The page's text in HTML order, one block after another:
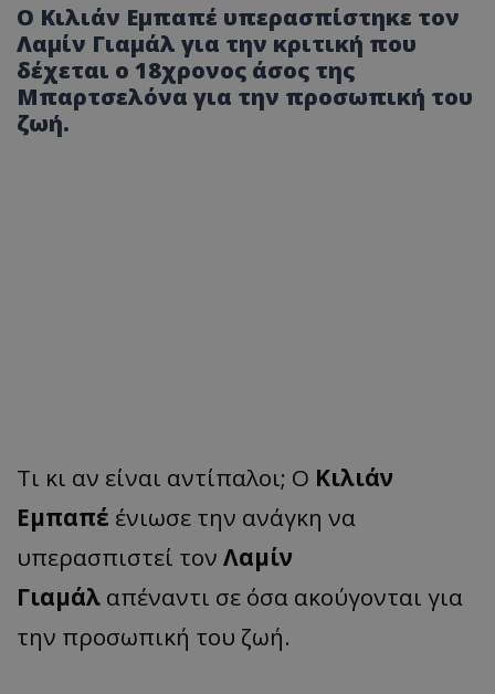
Ο Κιλιάν Εμπαπέ υπερασπίστηκε τον
Λαμίν Γιαμάλ για την κριτική που
δέχεται ο 18χρονος άσος της
Μπαρτσελόνα για την προσωπική του
ζωή.
Tι κι αν είναι αντίπαλοι; Ο Κιλιάν
Εμπαπέ ένιωσε την ανάγκη να
υπερασπιστεί τον Λαμίν
Γιαμάλ απέναντι σε όσα ακούγονται για
την προσωπική του ζωή.